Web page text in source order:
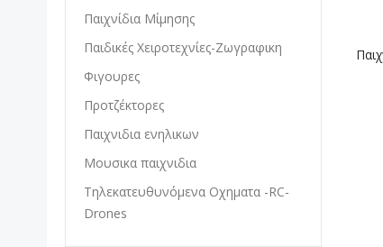
Παιχνίδια Μίμησης
Παιδικές Χειροτεχνίες-Ζωγραφικη
Φιγουρες
Προτζέκτορες
Παιχνιδια ενηλικων
Μουσικα παιχνιδια
Τηλεκατευθυνόμενα Οχηματα -RC-
Drones